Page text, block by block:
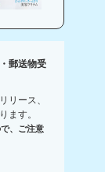
郵送物受
リース、
ます。
、ご注意